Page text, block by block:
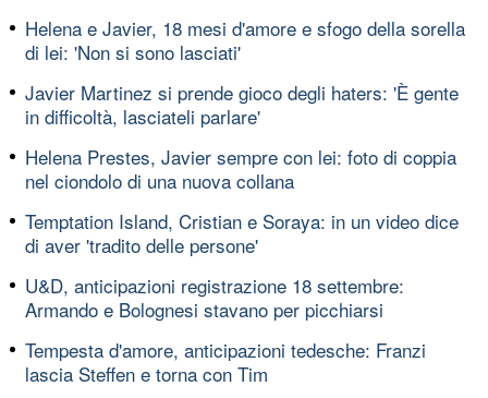
Helena e Javier, 18 mesi d'amore e sfogo della sorella
di lei: 'Non si sono lasciati'
Javier Martinez si prende gioco degli haters: 'È gente
in difficoltà, lasciateli parlare'
Helena Prestes, Javier sempre con lei: foto di coppia
nel ciondolo di una nuova collana
Temptation Island, Cristian e Soraya: in un video dice
di aver 'tradito delle persone'
U&D, anticipazioni registrazione 18 settembre:
Armando e Bolognesi stavano per picchiarsi
Tempesta d'amore, anticipazioni tedesche: Franzi
lascia Steffen e torna con Tim